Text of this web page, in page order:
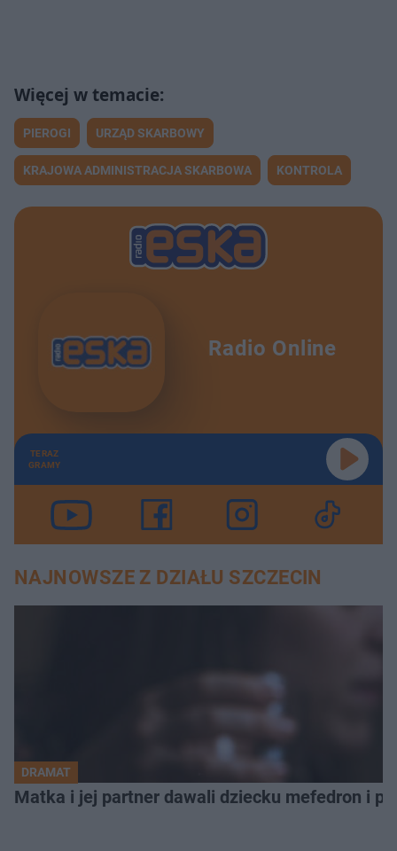
PIEROGI URZĄD SKARBOWY
KRAJOWA ADMINISTRACJA SKARBOWA KONTROLA
Radio Online
TERAZ
GRAMY
NAJNOWSZE Z DZIAŁU SZCZECIN
DRAMAT
Matka i jej partner dawali dziecku mefedron i